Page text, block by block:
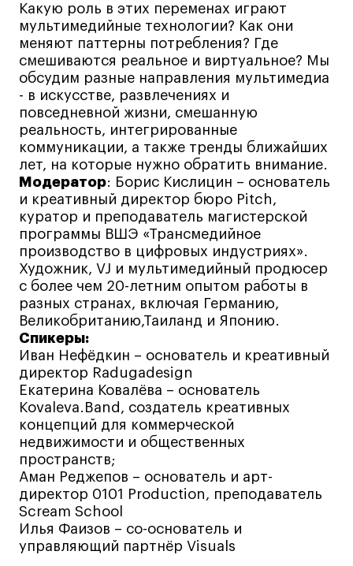
Участие в выставках
Летние стажировки
Проекты студентов
Работы студентов
«Живые» проекты
Участие в выставках
Britanka New Creatives
Fashion Summer
Проект с Microsoft
Подобрать программу
Войти в кампус
Получить сертификат
Дни открытых
дверей
Дни открытых
дверей
8 495 640 30 92
8 495 640 30 92
Какую роль в этих переменах играют
мультимедийные технологии? Как они
меняют паттерны потребления? Где
смешиваются реальное и виртуальное? Мы
обсудим разные направления мультимедиа
- в искусстве, развлечениях и
повседневной жизни, смешанную
реальность, интегрированные
коммуникации, а также тренды ближайших
лет, на которые нужно обратить внимание.
Модератор: Борис Кислицин – основатель
и креативный директор бюро Pitch,
куратор и преподаватель магистерской
программы ВШЭ «Трансмедийное
производство в цифровых индустриях».
Художник, VJ и мультимедийный продюсер
с более чем 20-летним опытом работы в
разных странах, включая Германию,
Великобританию,Таиланд и Японию.
Спикеры:
Иван Нефёдкин – основатель и креативный
директор Radugadesign
Екатерина Ковалёва – основатель
Kovaleva.Band, создатель креативных
концепций для коммерческой
недвижимости и общественных
пространств;
Аман Реджепов – основатель и арт-
директор 0101 Production, преподаватель
Scream School
Илья Фаизов – со-основатель и
управляющий партнёр Visuals